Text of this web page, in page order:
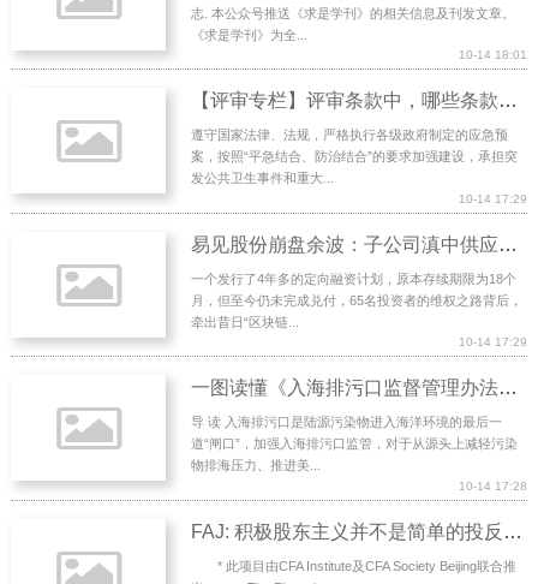
志. 本公众号推送《求是学刊》的相关信息及刊发文章。
《求是学刊》为全...
10-14 18:01
【评审专栏】评审条款中，哪些条款最容易成为扣分条款（二）
遵守国家法律、法规，严格执行各级政府制定的应急预
案，按照“平急结合、防治结合”的要求加强建设，承担突
发公共卫生事件和重大...
10-14 17:29
易见股份崩盘余波：子公司滇中供应链定向融资违约，65位投资人苦守三年维权路
一个发行了4年多的定向融资计划，原本存续期限为18个
月，但至今仍未完成兑付，65名投资者的维权之路背后，
牵出昔日“区块链...
10-14 17:29
一图读懂《入海排污口监督管理办法（试行）》
导 读 入海排污口是陆源污染物进入海洋环境的最后一
道“闸口”，加强入海排污口监管，对于从源头上减轻污染
物排海压力、推进美...
10-14 17:28
FAJ: 积极股东主义并不是简单的投反对票
* 此项目由CFA Institute及CFA Society Beijing联合推